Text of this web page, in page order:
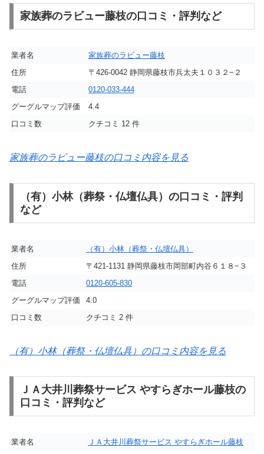
家族葬のラビュー藤枝の口コミ・評判など
業者名
家族葬のラビュー藤枝
住所
〒426-0042 静岡県藤枝市兵太夫１０３２−２
電話
0120-033-444
グーグルマップ評価
4.4
口コミ数
クチコミ 12 件
家族葬のラビュー藤枝の口コミ内容を見る
（有）小林（葬祭・仏壇仏具）の口コミ・評判
など
業者名
（有）小林（葬祭・仏壇仏具）
住所
〒421-1131 静岡県藤枝市岡部町内谷６１８−３
電話
0120-605-830
グーグルマップ評価
4.0
口コミ数
クチコミ 2 件
（有）小林（葬祭・仏壇仏具）の口コミ内容を見る
ＪＡ大井川葬祭サービス やすらぎホール藤枝の
口コミ・評判など
業者名
ＪＡ大井川葬祭サービス やすらぎホール藤枝